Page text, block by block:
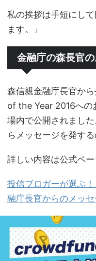
私の挨拶は手短にし
ます。」
金融庁の森長官
森信親金融庁長官か
of the Year 2016への
場内で公開されまし
らメッセージを発す
詳しい内容は公式ペー
投信ブロガーが選ぶ
融庁長官からのメッ